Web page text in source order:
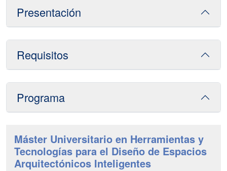
Presentación
Requisitos
Programa
Máster Universitario en Herramientas y
Tecnologías para el Diseño de Espacios
Arquitectónicos Inteligentes